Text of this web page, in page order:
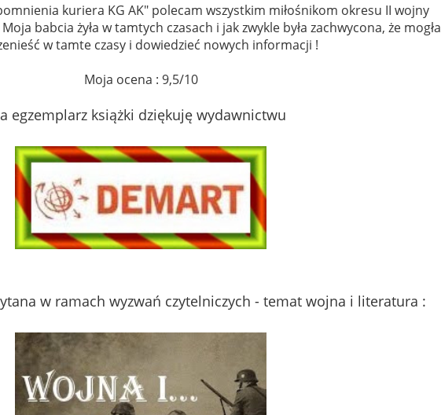
kuriera KG AK" polecam wszystkim miłośnikom okresu II wojny
babcia żyła w tamtych czasach i jak zwykle była zachwycona, że mogła
w tamte czasy i dowiedzieć nowych informacji !
Moja ocena : 9,5/10
egzemplarz książki dziękuję wydawnictwu
w ramach wyzwań czytelniczych - temat wojna i literatura :